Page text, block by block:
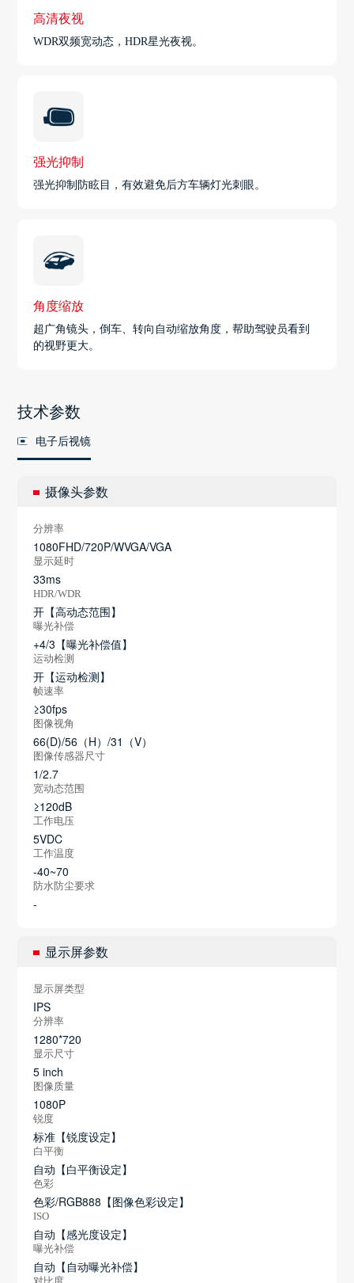
高清夜视
WDR双频宽动态，HDR星光夜视。
强光抑制
强光抑制防眩目，有效避免后方车辆灯光刺眼。
角度缩放
超广角镜头，倒车、转向自动缩放角度，帮助驾驶员看到
的视野更大。
技术参数
电子后视镜
摄像头参数
分辨率
1080FHD/720P/WVGA/VGA
显示延时
33ms
HDR/WDR
开【高动态范围】
曝光补偿
+4/3【曝光补偿值】
运动检测
开【运动检测】
帧速率
≥30fps
图像视角
66(D)/56（H）/31（V）
图像传感器尺寸
1/2.7
宽动态范围
≥120dB
工作电压
5VDC
工作温度
-40~70
防水防尘要求
-
显示屏参数
显示屏类型
IPS
分辨率
1280*720
显示尺寸
5 inch
图像质量
1080P
锐度
标准【锐度设定】
白平衡
自动【白平衡设定】
色彩
色彩/RGB888【图像色彩设定】
ISO
自动【感光度设定】
曝光补偿
自动【自动曝光补偿】